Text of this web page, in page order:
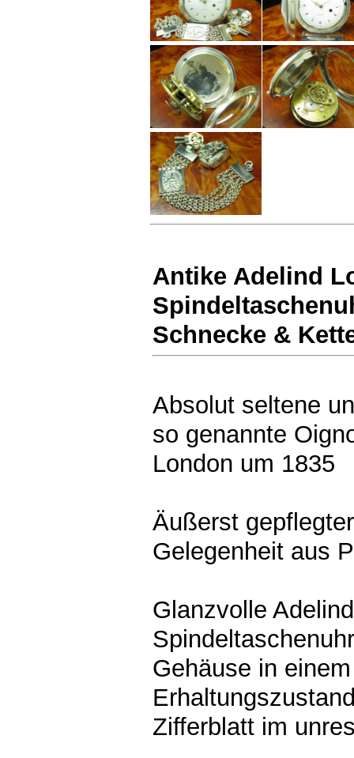
Antike Adelind
Schnecke &
Absolut seltene
so genannte
London um 1835
Äußerst
Gelegenheit aus
Glanzvolle
Gehäuse in
Zifferblatt im